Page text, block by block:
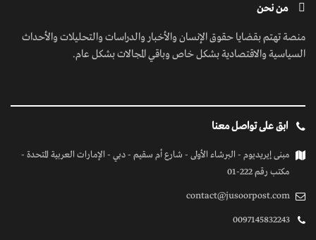
من نحن
منصة تهتم بقضايا حقوق الإنسان والأخبار والدراسات والتحليلات والأحداث
السياسية والاقتصادية بشكل خاص وباقي المجالات بشكل عام.
ابق على تواصل معنا
مبنى إيريديوم - البرشاء الأولى - شارع أم سقيم - دبي - الإمارات العربية المتحدة -
مكتب رقم 222-01
contact@jusoorpost.com
0097145832243